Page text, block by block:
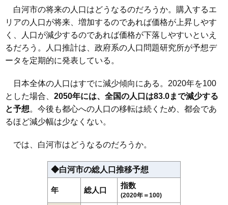
表郷番沢 1.7万円 167万円 -27.8%
102 東蕪内 1.5万円 52万円 -34.0%
103 大信中新城 1.4万円 180万円 -31.8%
104 大信下小屋 1.4万円
106 旗宿 1.2万円 131万円 -38.6%
107 大信下新城 1.2万円 685万円 -16.8%
108 表郷八幡 0.9万円
白河市の将来の人口はどうなるのだろうか。購入するエ
リアの人口が将来、増加するのであれば価格が上昇しやす
く、人口が減少するのであれば価格が下落しやすいといえ
るだろう。人口推計は、政府系の人口問題研究所が予想デ
ータを定期的に発表している。
日本全体の人口はすでに減少傾向にある。2020年を100
とした場合、 2050年には、全国の人口は83.0まで減少する
と予想。今後も都心への人口の移転は続くため、都会であ
るほど減少幅は少なくない。
では、白河市はどうなるのだろうか。
◆白河市の総人口推移予想
年 総人口
指数
(2020年＝100)